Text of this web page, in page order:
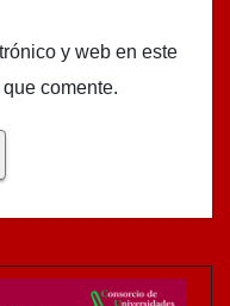
y web en este
comente.